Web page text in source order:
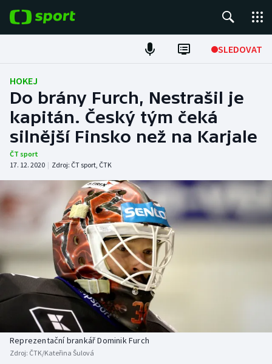
SLEDOVAT
Fotbal
Hokej
Tenis
Atletika
DALŠÍ SPORTY
Americký fotbal
Baseball a softbal
Basketbal
Biatlon
NEPŘEHLÉDNĚTE
Soutěže
Historické návraty
Aplikace ČT sport
HOKEJ
Do brány Furch, Nestrašil je
kapitán. Český tým čeká
silnější Finsko než na Karjale
ČT sport
17. 12. 2020 | Zdroj: ČT sport, ČTK
Reprezentační brankář Dominik Furch
Zdroj: ČTK/Kateřina Šulová